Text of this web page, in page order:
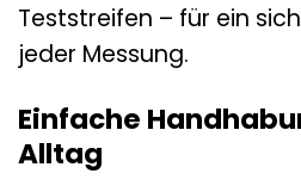
Teststreifen – für ein
jeder Messung.
Einfache
Alltag